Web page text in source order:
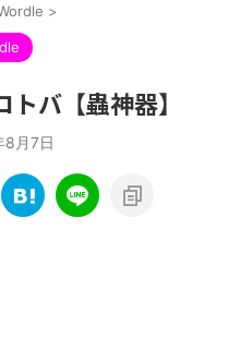
>
バ【蟲神器】
8月7日